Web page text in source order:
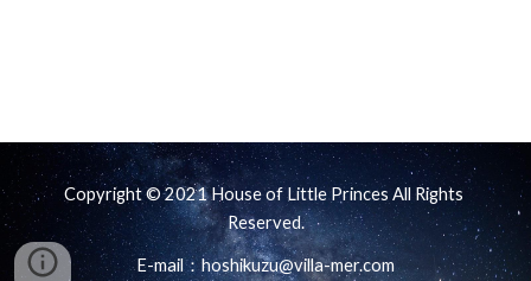
Copyright © 2021 House of Little Princes All Rights
Reserved.
E-mail：hoshikuzu@villa-mer.com